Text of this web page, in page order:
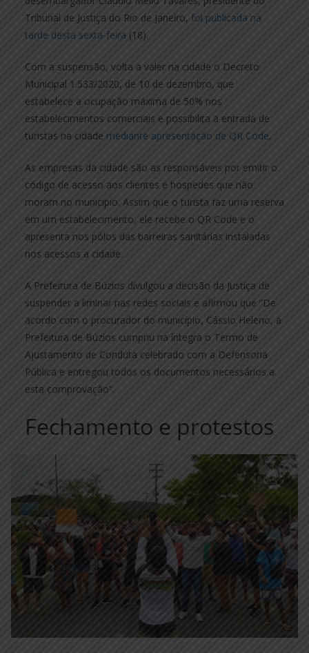
Tribunal de Justiça do Rio de Janeiro, foi publicada na
tarde desta sexta-feira (18).
Com a suspensão, volta a valer na cidade o Decreto
Municipal 1.533/2020, de 10 de dezembro, que
estabelece a ocupação máxima de 50% nos
estabelecimentos comerciais e possibilita a entrada de
turistas na cidade mediante apresentação de QR Code.
As empresas da cidade são as responsáveis por emitir o
código de acesso aos clientes e hospedes que não
moram no município. Assim que o turista faz uma reserva
em um estabelecimento, ele recebe o QR Code e o
apresenta nos pólos das barreiras sanitárias instaladas
nos acessos a cidade.
A Prefeitura de Búzios divulgou a decisão da Justiça de
suspender a liminar nas redes sociais e afirmou que “De
acordo com o procurador do município, Cássio Heleno, a
Prefeitura de Búzios cumpriu na íntegra o Termo de
Ajustamento de Conduta celebrado com a Defensoria
Pública e entregou todos os documentos necessários a
esta comprovação”.
Fechamento e protestos